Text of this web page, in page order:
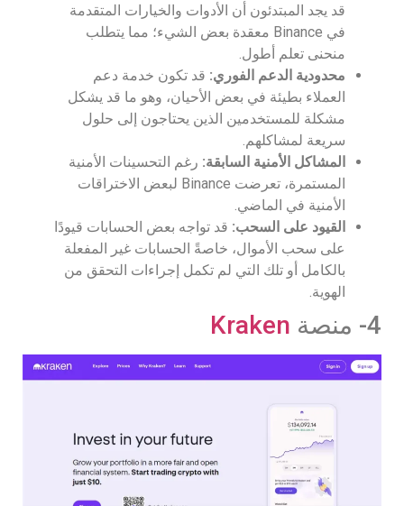
قد يجد المبتدئون أن الأدوات والخيارات المتقدمة
في Binance معقدة بعض الشيء؛ مما يتطلب
منحنى تعلم أطول.
محدودية الدعم الفوري: قد تكون خدمة دعم
العملاء بطيئة في بعض الأحيان، وهو ما قد يشكل
مشكلة للمستخدمين الذين يحتاجون إلى حلول
سريعة لمشاكلهم.
المشاكل الأمنية السابقة: رغم التحسينات الأمنية
المستمرة، تعرضت Binance لبعض الاختراقات
الأمنية في الماضي.
القيود على السحب: قد تواجه بعض الحسابات قيودًا
على سحب الأموال، خاصةً الحسابات غير المفعلة
بالكامل أو تلك التي لم تكمل إجراءات التحقق من
الهوية.
4- منصة Kraken